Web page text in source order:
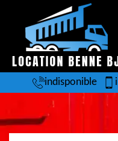
indisponible